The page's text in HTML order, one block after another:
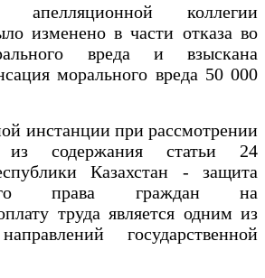
апелляционной коллегии
изменено в части отказа во
вреда и взыскана
морального вреда 50 000
инстанции при рассмотрении
из содержания статьи 24
Казахстан - защита
права граждан на
труда является одним из
государственной